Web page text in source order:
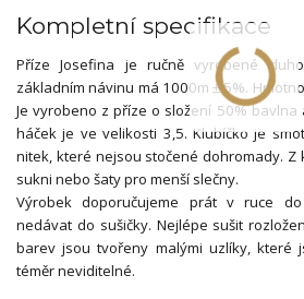
Kompletní specifikace
Příze Josefina je ručně vyrobené
základním návinu má 1000m ± 5%.
Je vyrobeno z příze o složení 50%
háček je ve velikosti 3,5. Klubíčko je
nitek, které nejsou stočené dohromady. Z
sukni nebo šaty pro menší slečny.
Výrobek doporučujeme prát v ruce do
nedávat do sušičky. Nejlépe sušit
barev jsou tvořeny malými uzlíky, které
téměr neviditelné.